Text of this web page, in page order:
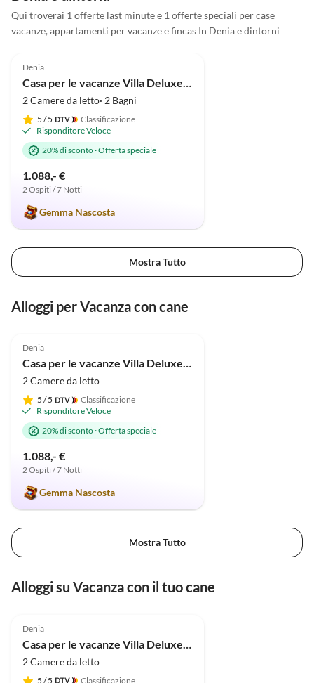
Qui troverai 1 offerte last minute e 1 offerte speciali per case
vacanze, appartamenti per vacanze e fincas In Denia e dintorni
Annuncio in
Denia
Casa per le vacanze Villa Deluxe Pastor
2 Camere da letto· 2 Bagni
5 / 5
Classificazione
Risponditore Veloce
20% di sconto·Offerta speciale
1.088,- €
2 Ospiti / 7 Notti
Gemma Nascosta
Mostra Tutto
Alloggi per Vacanza con cane
Denia
Casa per le vacanze Villa Deluxe Pastor
2 Camere da letto
5 / 5
Classificazione
Risponditore Veloce
20% di sconto·Offerta speciale
1.088,- €
2 Ospiti / 7 Notti
Gemma Nascosta
Mostra Tutto
Alloggi su Vacanza con il tuo cane
Denia
2 Camere da letto
5 / 5
Classificazione